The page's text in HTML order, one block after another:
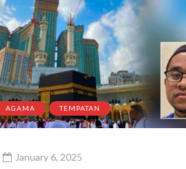
AGAMA TEMPATAN
January 6, 2025